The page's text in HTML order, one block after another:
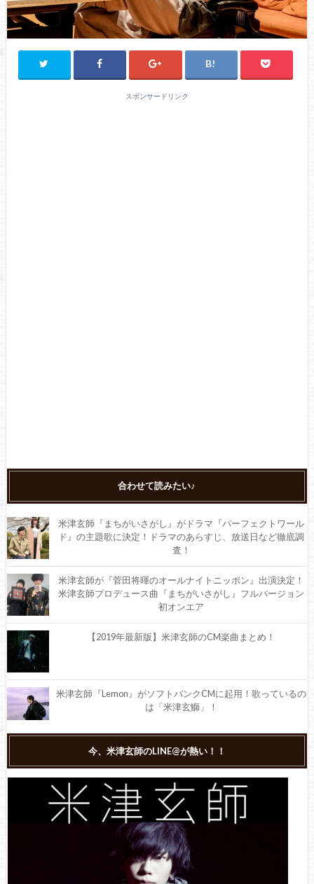
スポンサードリンク
合わせて読みたい♪
米津玄師『まちがいさがし』がドラマ『パーフェクトワール
ド』の主題歌に決定！ドラマのあらすじ、放送日など徹底調
査！
米津玄師が『菅田将暉のオールナイトニッポン』出演決定！
米津玄師プロデュース曲『まちがいさがし』フルバージョン
初オンエア
【2019年最新版】米津玄師のCM楽曲まとめ！
米津玄師『Lemon』がソフトバンクCMに起用！歌っているの
は「米津玄鰤」！
米津玄師は今年の紅白に出演するのか予想！ファンの反応も
紹介
米津玄師が紅白歌合戦に急遽出場決定！初の生出演！
米津玄師が新曲『海の幽霊』発表！最新アーティスト写真公
開！新曲の発売日はいつ？予約方法、特典、最安値まとめ
今、米津玄師のLINE@が熱い！！